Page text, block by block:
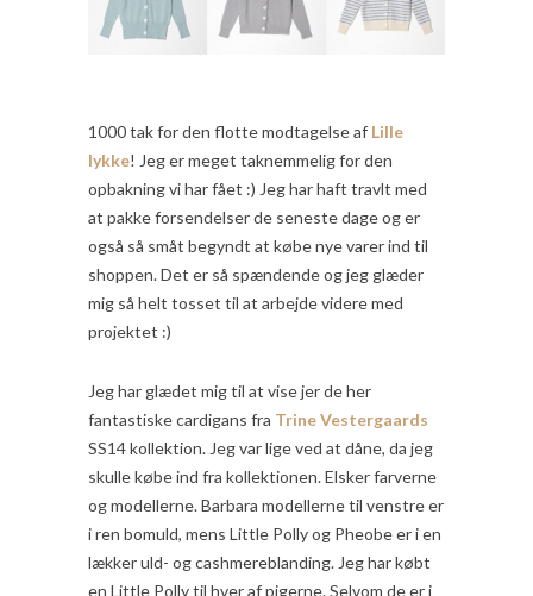
1000 tak for den flotte modtagelse af Lille
lykke! Jeg er meget taknemmelig for den
opbakning vi har fået :) Jeg har haft travlt med
at pakke forsendelser de seneste dage og er
også så småt begyndt at købe nye varer ind til
shoppen. Det er så spændende og jeg glæder
mig så helt tosset til at arbejde videre med
projektet :)
Jeg har glædet mig til at vise jer de her
fantastiske cardigans fra Trine Vestergaards
SS14 kollektion. Jeg var lige ved at dåne, da jeg
skulle købe ind fra kollektionen. Elsker farverne
og modellerne. Barbara modellerne til venstre er
i ren bomuld, mens Little Polly og Pheobe er i en
lækker uld- og cashmereblanding. Jeg har købt
en Little Polly til hver af pigerne. Selvom de er i